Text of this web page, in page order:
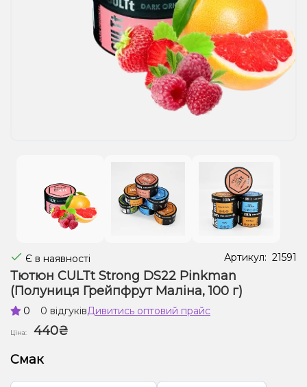
Рідини для електронних сигарет
Подарункові набори
Є в наявності Артикул: 21591
Тютюн CULTt Strong DS22 Pinkman
(Полуниця Грейпфрут Маліна, 100 г)
0 0 відгуківДивитись оптовий прайс
Ціна:
440₴
Смак